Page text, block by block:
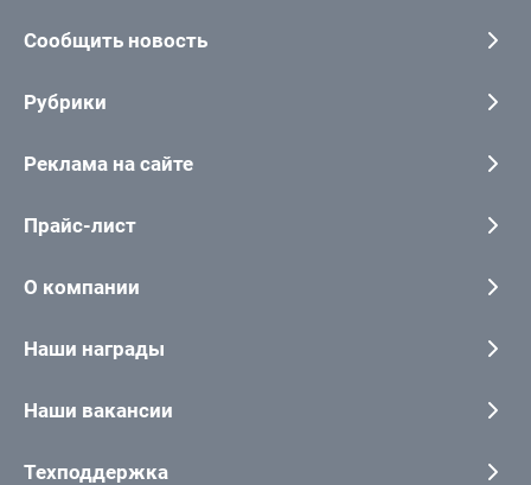
Сообщить новость
Рубрики
Реклама на сайте
Прайс-лист
О компании
Наши награды
Наши вакансии
Техподдержка